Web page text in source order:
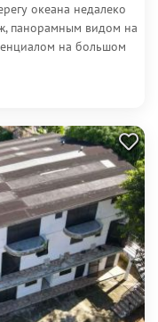
океана недалеко
панорамным видом на
на большом